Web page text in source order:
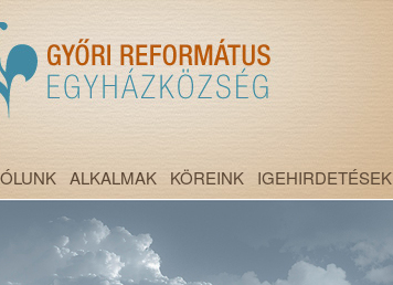
ALKALMAK KÖREINK IGEHIRDETÉSEK